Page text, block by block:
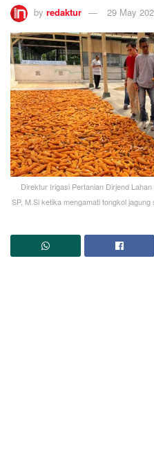
by redaktur 29 May
Direktur Irigasi Pertanian Dirjend
SP, M.Si ketika mengamati tongkol